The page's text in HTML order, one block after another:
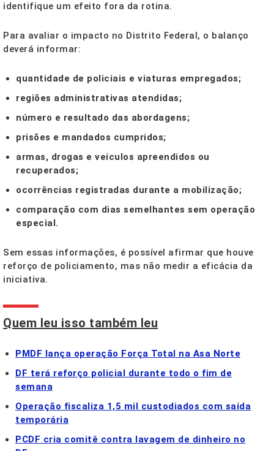
identifique um efeito fora da rotina.
Para avaliar o impacto no Distrito Federal, o balanço
deverá informar:
quantidade de policiais e viaturas empregados;
regiões administrativas atendidas;
número e resultado das abordagens;
prisões e mandados cumpridos;
armas, drogas e veículos apreendidos ou
recuperados;
ocorrências registradas durante a mobilização;
comparação com dias semelhantes sem operação
especial.
Sem essas informações, é possível afirmar que houve
reforço de policiamento, mas não medir a eficácia da
iniciativa.
Quem leu isso também leu
PMDF lança operação Força Total na Asa Norte
DF terá reforço policial durante todo o fim de
semana
Operação fiscaliza 1,5 mil custodiados com saída
temporária
PCDF cria comitê contra lavagem de dinheiro no